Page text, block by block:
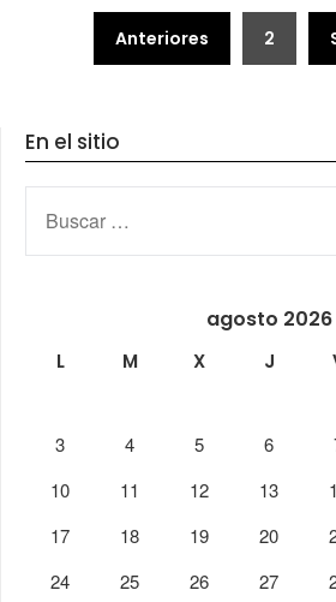
PaginaciónAnteriores 2
En el sitio
agosto 2026
L M X J
3
4 5 6
10
11 12 13
17
18 19 20
24
25 26 27